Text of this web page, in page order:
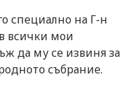
специално на Г-н
всички мои
да му се извиня за
събрание.